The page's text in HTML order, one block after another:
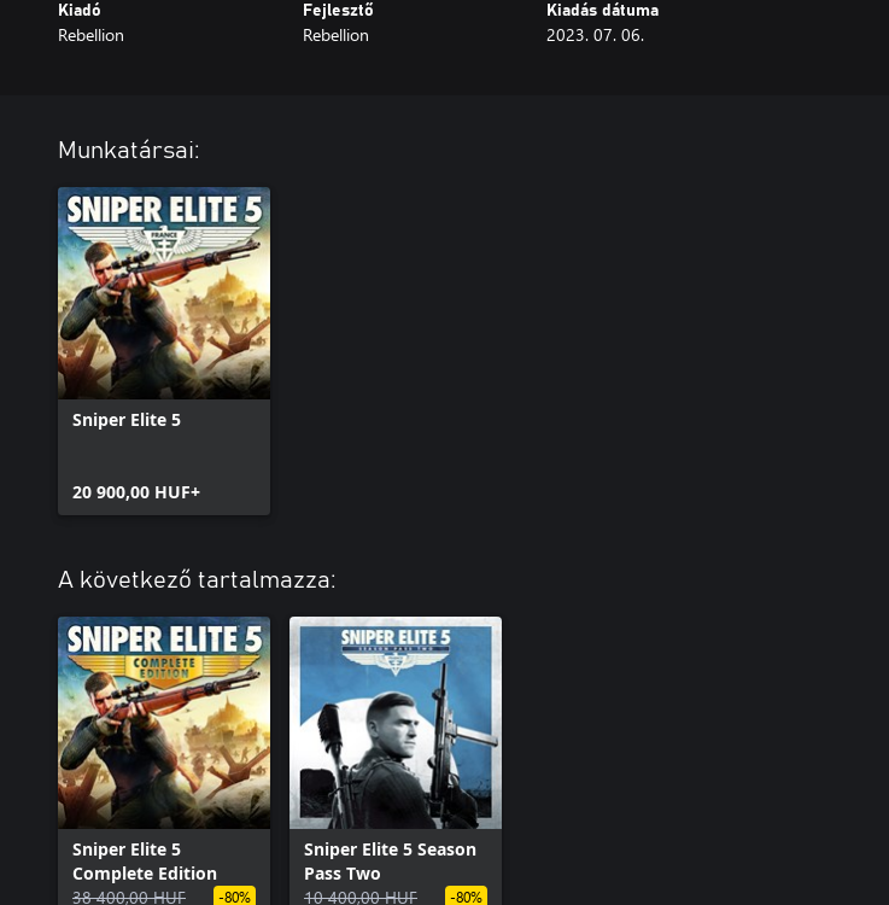
Kiadó
Rebellion
Fejlesztő
Rebellion
Kiadás dátuma
2023. 07. 06.
Munkatársai:
Sniper Elite 5
20 900,00 HUF+
A következő tartalmazza:
Sniper Elite 5
Complete Edition
38 400,00 HUF
-80%
Sniper Elite 5 Season
Pass Two
10 400,00 HUF
-80%